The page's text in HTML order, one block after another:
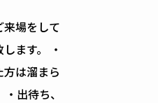
来場をして
ます。 ・
は溜まら
出待ち、